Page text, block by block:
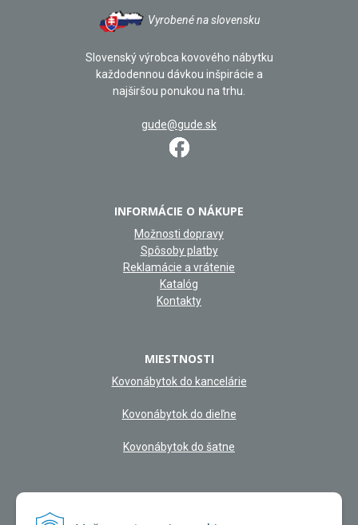
Vyrobené na slovensku
Slovenský výrobca kovového nábytku
každodennou dávkou inšpirácie a
najširšou ponukou na trhu.
gude@gude.sk
INFORMÁCIE O NÁKUPE
Možnosti dopravy
Spôsoby platby
Reklamácie a vrátenie
Katalóg
Kontakty
MIESTNOSTI
Kovonábytok do kancelárie
Kovonábytok do dieľne
Kovonábytok do šatne